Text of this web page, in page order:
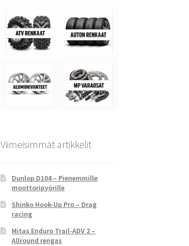
Viimeisimmät artikkelit
Dunlop D104 – Pienemmille
moottoripyörille
Shinko Hook-Up Pro – Drag
racing
Mitas Enduro Trail-ADV 2 –
Allround rengas